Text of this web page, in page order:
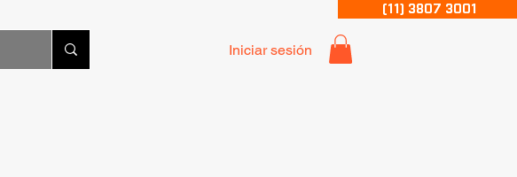
(11) 3807 3001
Iniciar sesión